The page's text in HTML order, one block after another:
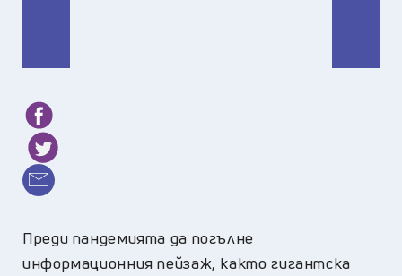
Преди пандемията да погълне
информационния пейзаж, както гигантска